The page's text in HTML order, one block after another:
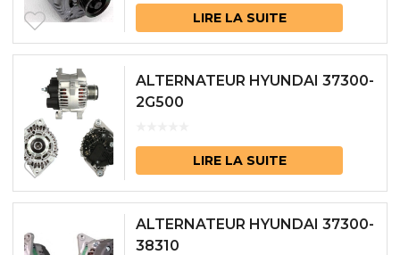
LIRE LA SUITE
ALTERNATEUR HYUNDAI 37300-
2G500
LIRE LA SUITE
ALTERNATEUR HYUNDAI 37300-
38310